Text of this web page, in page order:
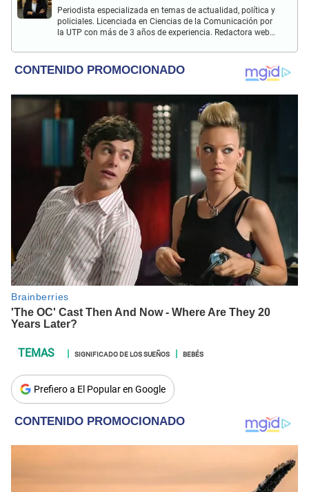
Periodista especializada en temas de actualidad, política y
policiales. Licenciada en Ciencias de la Comunicación por
la UTP con más de 3 años de experiencia. Redactora web
en temas relacionados con misterios, películas y series
policiales.
SIGNIFICADO DE LOS SUEÑOS BEBÉS
Prefiero a El Popular en Google